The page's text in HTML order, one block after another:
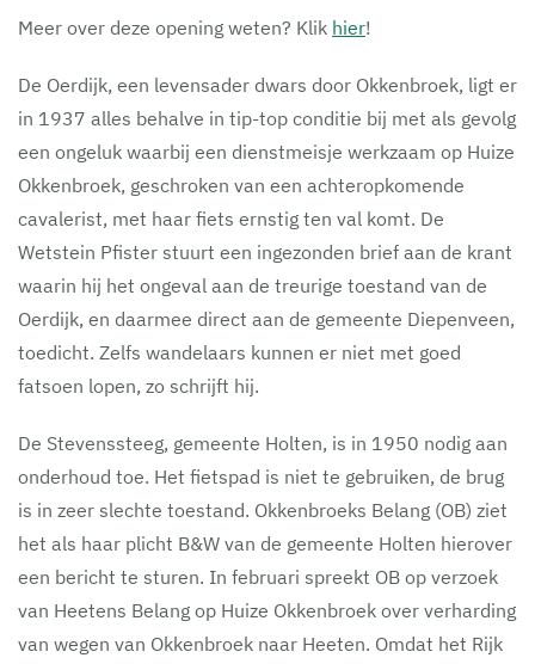
Meer over deze opening weten? Klik hier!
De Oerdijk, een levensader dwars door Okkenbroek, ligt er
in 1937 alles behalve in tip-top conditie bij met als gevolg
een ongeluk waarbij een dienstmeisje werkzaam op Huize
Okkenbroek, geschroken van een achteropkomende
cavalerist, met haar fiets ernstig ten val komt. De
Wetstein Pfister stuurt een ingezonden brief aan de krant
waarin hij het ongeval aan de treurige toestand van de
Oerdijk, en daarmee direct aan de gemeente Diepenveen,
toedicht. Zelfs wandelaars kunnen er niet met goed
fatsoen lopen, zo schrijft hij.
De Stevenssteeg, gemeente Holten, is in 1950 nodig aan
onderhoud toe. Het fietspad is niet te gebruiken, de brug
is in zeer slechte toestand. Okkenbroeks Belang (OB) ziet
het als haar plicht B&W van de gemeente Holten hierover
een bericht te sturen. In februari spreekt OB op verzoek
van Heetens Belang op Huize Okkenbroek over verharding
van wegen van Okkenbroek naar Heeten. Omdat het Rijk